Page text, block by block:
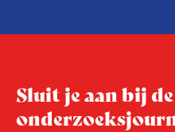
was voor het eerst
Sluit je aan bij